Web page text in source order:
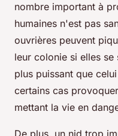
nombre important à
humaines n'est pas
ouvrières peuvent
leur colonie si elles se
plus puissant que
certains cas
mettant la vie en